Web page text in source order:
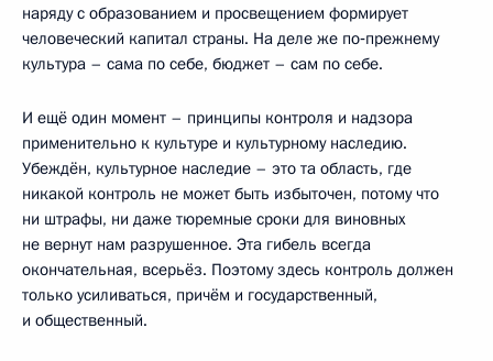
наряду с образованием и просвещением формирует
человеческий капитал страны. На деле же по‑прежнему
культура – сама по себе, бюджет – сам по себе.
И ещё один момент – принципы контроля и надзора
применительно к культуре и культурному наследию.
Убеждён, культурное наследие – это та область, где
никакой контроль не может быть избыточен, потому что
ни штрафы, ни даже тюремные сроки для виновных
не вернут нам разрушенное. Эта гибель всегда
окончательная, всерьёз. Поэтому здесь контроль должен
только усиливаться, причём и государственный,
и общественный.